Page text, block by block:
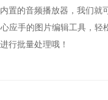
置的音频播放器，我们就
应手的图片编辑工具，
行批量处理哦！